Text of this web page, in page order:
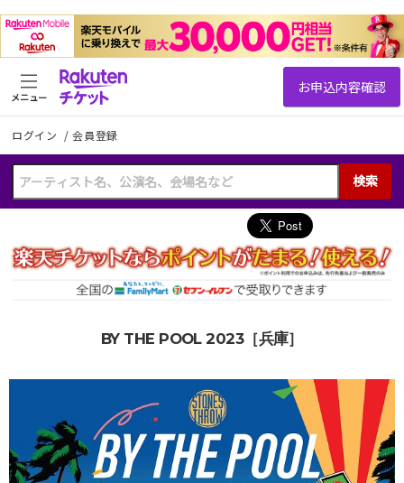
ログイン /会員登録
検索
メニュー
BY THE POOL 2023［兵庫］